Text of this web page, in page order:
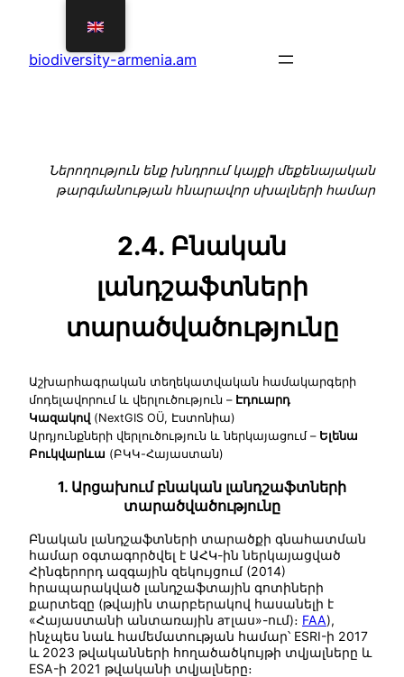
Շարունակել
բովանդակություն
biodiversity-armenia.am
Ներողություն ենք խնդրում կայքի մեքենայական
թարգմանության հնարավոր սխալների համար
2.4. Բնական
լանդշաֆտների
տարածվածությունը
Աշխարհագրական տեղեկատվական համակարգերի
մոդելավորում և վերլուծություն – Էդուարդ
Կազակով (NextGIS OÜ, Էստոնիա)
Արդյունքների վերլուծություն և ներկայացում – Ելենա
Բուկվարևա (ԲԿԿ-Հայաստան)
1. Արցախում բնական լանդշաֆտների
տարածվածությունը
Բնական լանդշաֆտների տարածքի գնահատման
համար օգտագործվել է ԱՀԿ-ին ներկայացված
Հինգերորդ ազգային զեկույցում (2014)
հրապարակված լանդշաֆտային գոտիների
քարտեզը (թվային տարբերակով հասանելի է
«Հայաստանի անտառային атլաս»-ում)։ FAA),
ինչպես նաև համեմատության համար՝ ESRI-ի 2017
և 2023 թվականների հողածածկույթի տվյալները և
ESA-ի 2021 թվականի տվյալները։